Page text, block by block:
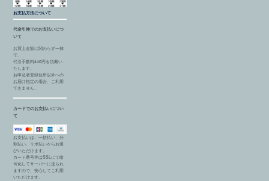
お支払方法について
代金引換でのお支払いにつ
いて
お買上金額に関わらず一律
で、
代引手数料440円を頂戴い
たします。
お申込者登録住所以外への
お届け指定の場合、ご利用
できません。
カードでのお支払いについ
て
お支払いは、一括払い、分
割払い、リボ払いからお選
びいただけます。
カード番号等はSSLにて暗
号化してサーバーに送られ
ますので、安心してご利用
いただけます。